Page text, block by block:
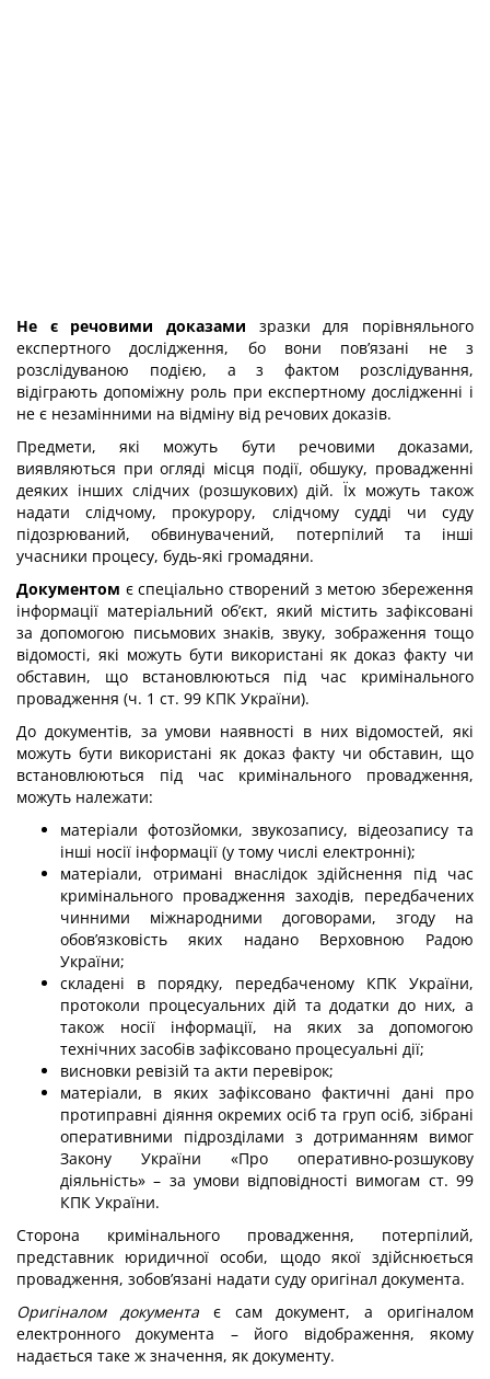
Не є речовими доказами зразки для порівняльного
експертного дослідження, бо вони пов’язані не з
розслідуваною подією, а з фактом розслідування,
відіграють допоміжну роль при експертному дослідженні і
не є незамінними на відміну від речових доказів.
Предмети, які можуть бути речовими доказами,
виявляються при огляді місця події, обшуку, провадженні
деяких інших слідчих (розшукових) дій. Їх можуть також
надати слідчому, прокурору, слідчому судді чи суду
підозрюваний, обвинувачений, потерпілий та інші
учасники процесу, будь-які громадяни.
Документом є спеціально створений з метою збереження
інформації матеріальний об’єкт, який містить зафіксовані
за допомогою письмових знаків, звуку, зображення тощо
відомості, які можуть бути використані як доказ факту чи
обставин, що встановлюються під час кримінального
провадження (ч. 1 ст. 99 КПК України).
До документів, за умови наявності в них відомостей, які
можуть бути використані як доказ факту чи обставин, що
встановлюються під час кримінального провадження,
можуть належати:
матеріали фотозйомки, звукозапису, відеозапису та
інші носії інформації (у тому числі електронні);
матеріали, отримані внаслідок здійснення під час
кримінального провадження заходів, передбачених
чинними міжнародними договорами, згоду на
обов’язковість яких надано Верховною Радою
України;
складені в порядку, передбаченому КПК України,
протоколи процесуальних дій та додатки до них, а
також носії інформації, на яких за допомогою
технічних засобів зафіксовано процесуальні дії;
висновки ревізій та акти перевірок;
матеріали, в яких зафіксовано фактичні дані про
протиправні діяння окремих осіб та груп осіб, зібрані
оперативними підрозділами з дотриманням вимог
Закону України «Про оперативно-розшукову
діяльність» – за умови відповідності вимогам ст. 99
КПК України.
Сторона кримінального провадження, потерпілий,
представник юридичної особи, щодо якої здійснюється
провадження, зобов’язані надати суду оригінал документа.
Оригіналом документає сам документ, а оригіналом
електронного документа – його відображення, якому
надається таке ж значення, як документу.